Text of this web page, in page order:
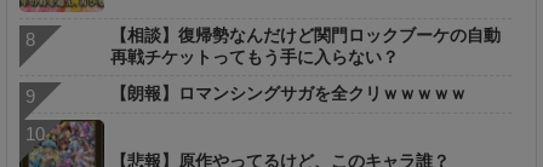
【相談】復帰勢なんだけど関門ロックブーケの自動
再戦チケットってもう手に入らない？
【朗報】ロマンシングサガを全クリｗｗｗｗｗ
【悲報】原作やってるけど、このキャラ誰？